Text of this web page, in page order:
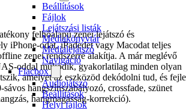
Beállítások
Fájlok
Lejátszási listák
Médiakönyvtár
Médialejátszó
Navigáció
Flacbox
Audiojátszó
Beállítások
Helyi fájlok
felhőalapú zenei lejátszó és
iPhone-odat, iPadedet vagy Macodat teljes
zenei rendszerré alakítja. A már meglévő
oddal működik, gyakorlatilag minden olyan
amelyet az eszközöd dekódolni tud, és
hangszínszabályozó, crossfade, szünet
hangmagasság-korrekció).